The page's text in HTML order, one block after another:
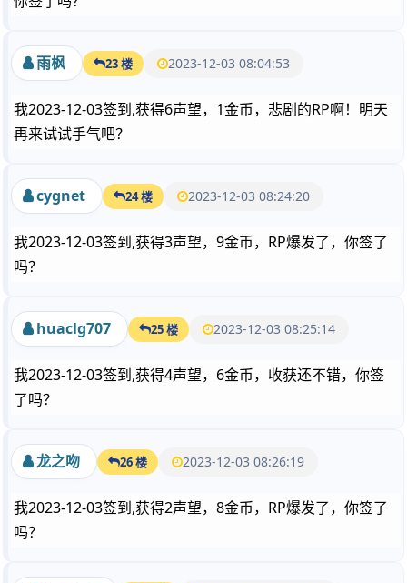
雨枫 23 楼 2023-12-03 08:04:53
我2023-12-03签到,获得6声望，1金币，悲剧的RP啊！明天
再来试试手气吧？
cygnet 24 楼 2023-12-03 08:24:20
我2023-12-03签到,获得3声望，9金币，RP爆发了，你签了
吗？
huaclg707 25 楼 2023-12-03 08:25:14
我2023-12-03签到,获得4声望，6金币，收获还不错，你签
了吗？
龙之吻 26 楼 2023-12-03 08:26:19
我2023-12-03签到,获得2声望，8金币，RP爆发了，你签了
吗？